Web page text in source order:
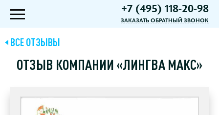
+7 (495) 118-20-98
ЗАКАЗАТЬ ОБРАТНЫЙ ЗВОНОК
ВСЕ ОТЗЫВЫ
ОТЗЫВ КОМПАНИИ «ЛИНГВА МАКС»